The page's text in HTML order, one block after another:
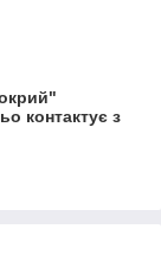
контактує з